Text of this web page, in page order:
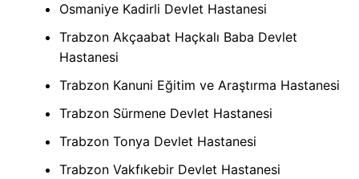
Osmaniye Kadirli Devlet Hastanesi
Trabzon Akçaabat Haçkalı Baba Devlet
Hastanesi
Trabzon Kanuni Eğitim ve Araştırma Hastanesi
Trabzon Sürmene Devlet Hastanesi
Trabzon Tonya Devlet Hastanesi
Trabzon Vakfıkebir Devlet Hastanesi